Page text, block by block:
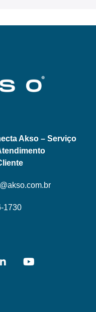
Akso – Serviço
1730